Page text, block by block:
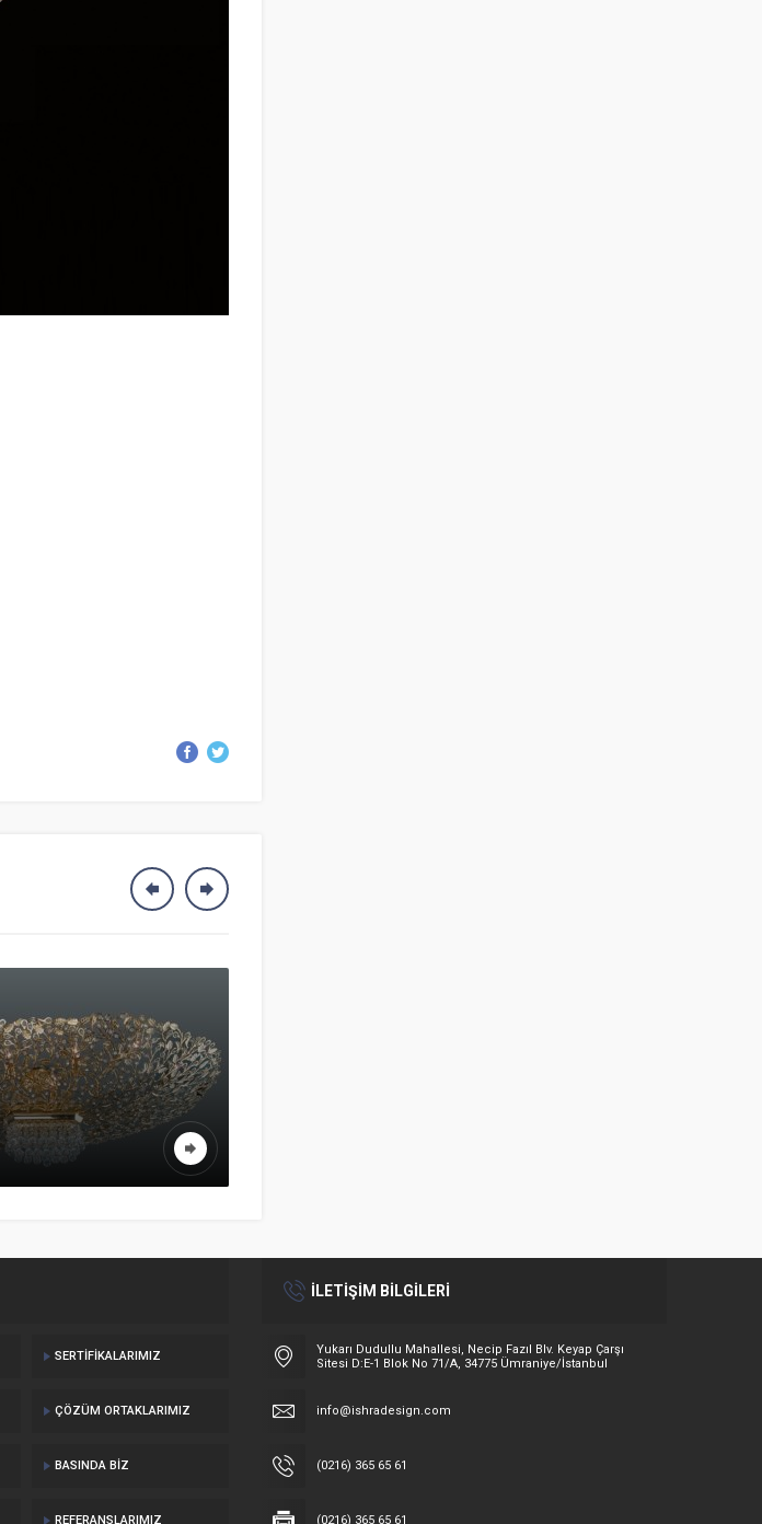
SERTIFIKALARIMIZ
ÇÖZÜM ORTAKLARIMIZ
BASINDA BIZ
REFERANSLARIMIZ
İLETİŞİM BİLGİLERİ
Yukarı Dudullu Mahallesi, Necip Fazıl Blv. Keyap Çarşı
Sitesi D:E-1 Blok No 71/A, 34775 Ümraniye/İstanbul
info@ishradesign.com
(0216) 365 65 61
(0216) 365 65 61